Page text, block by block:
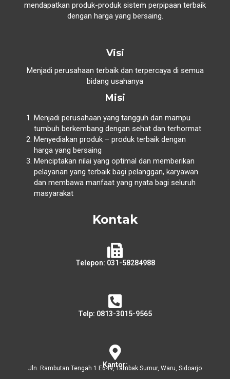
mendapatkan produk-produk sistem perpipaan terbaik
dengan harga yang bersaing.
Visi
Menjadi perusahaan terbaik dan terpercaya di semua
bidang usahanya
Misi
Menjadi perusahaan yang tangguh dan mampu
tumbuh berkembang dengan sehat dan terhormat
Menyediakan produk – produk terbaik dengan
harga yang bersaing
Menciptakan nilai yang optimal dan memberikan
pelayanan yang terbaik bagi pelanggan, karyawan
dan membawa manfaat yang nyata bagi seluruh
masyarakat
Kontak
Telepon: 031-58284988
Telp: 0813-3015-9565
Kantor:
Jln. Rambutan Tengah 1 E649, Tambak Sumur, Waru, Sidoarjo